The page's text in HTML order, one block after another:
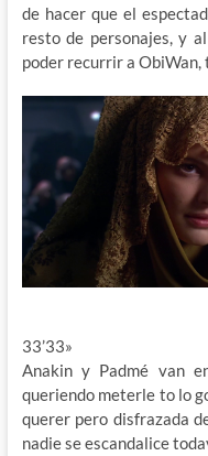
de hacer que el
resto de personajes, y
poder recurrir a ObiWan,
33’33»
Anakin y Padmé van
queriendo meterle to lo
querer pero disfrazada
nadie se escandalice